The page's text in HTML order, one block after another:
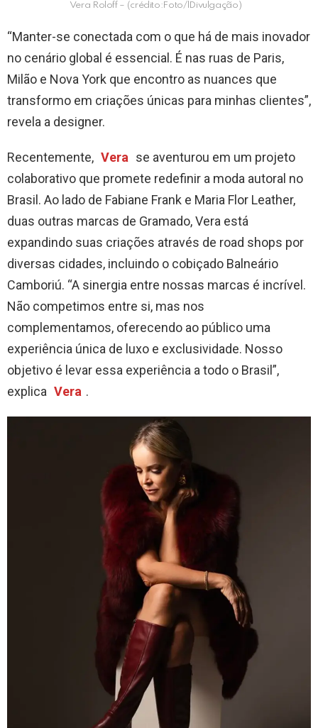
Vera Roloff – (crédito:Foto/lDivulgação)
“Manter-se conectada com o que há de mais inovador
no cenário global é essencial. É nas ruas de Paris,
Milão e Nova York que encontro as nuances que
transformo em criações únicas para minhas clientes”,
revela a designer.
Recentemente, Vera se aventurou em um projeto
colaborativo que promete redefinir a moda autoral no
Brasil. Ao lado de Fabiane Frank e Maria Flor Leather,
duas outras marcas de Gramado, Vera está
expandindo suas criações através de road shops por
diversas cidades, incluindo o cobiçado Balneário
Camboriú. “A sinergia entre nossas marcas é incrível.
Não competimos entre si, mas nos
complementamos, oferecendo ao público uma
experiência única de luxo e exclusividade. Nosso
objetivo é levar essa experiência a todo o Brasil”,
explica Vera .